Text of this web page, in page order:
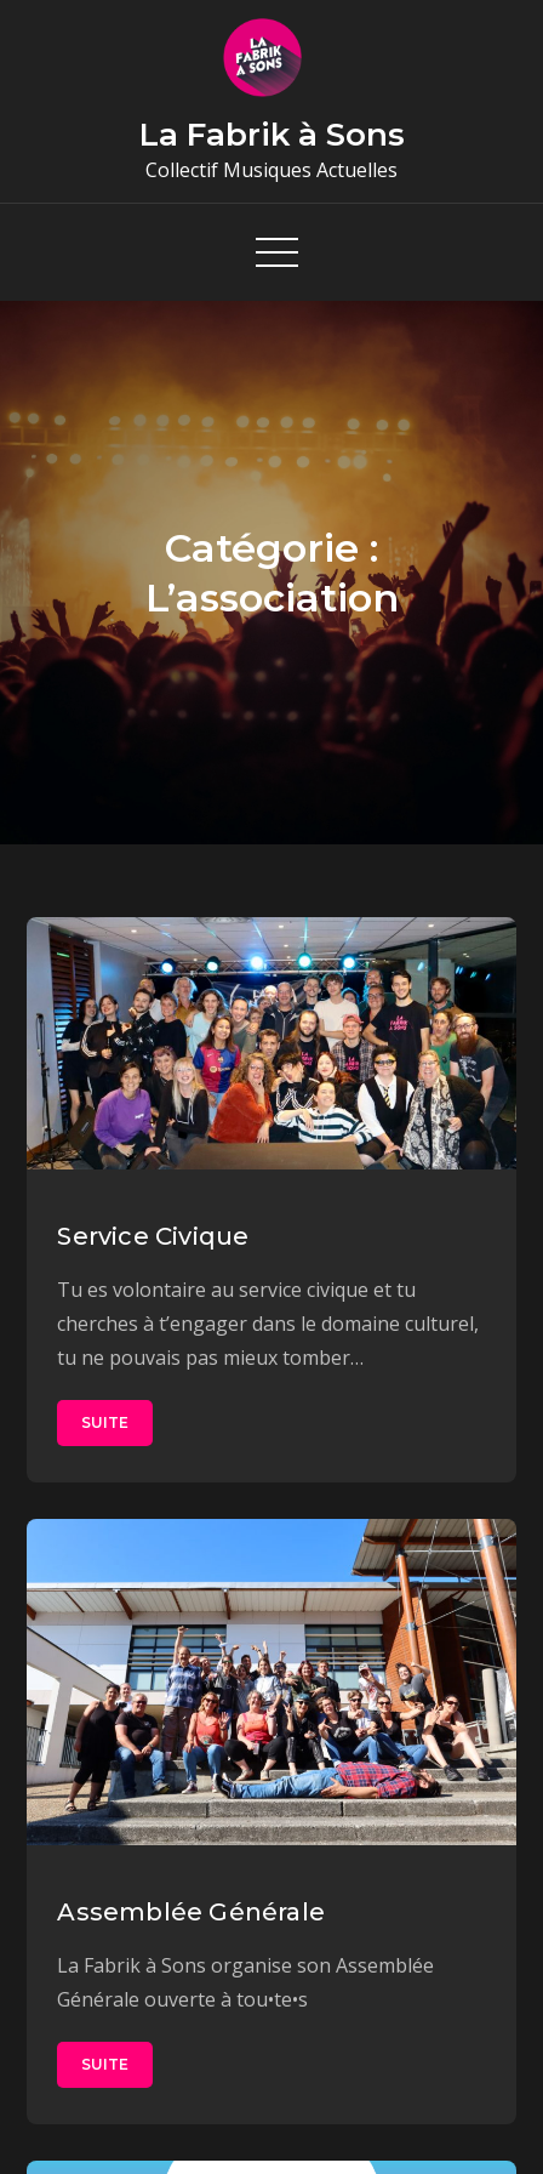
La Fabrik à Sons
Collectif Musiques Actuelles
Catégorie :
L’association
Service Civique
Tu es volontaire au service civique et tu
cherches à t’engager dans le domaine culturel,
tu ne pouvais pas mieux tomber…
SUITE
Assemblée Générale
La Fabrik à Sons organise son Assemblée
Générale ouverte à tou•te•s
SUITE